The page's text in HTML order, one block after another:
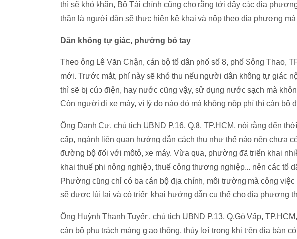
thì sẽ khó khăn, Bộ Tài chính cũng cho rằng tới đây các địa
thần là người dân sẽ thực hiện kê khai và nộp theo địa phương mà
Dân không tự giác, phường bó tay
Theo ông Lê Văn Chận, cán bộ tổ dân phố số 8, phố Sông Thao,
mới. Trước mắt, phí này sẽ khó thu nếu người dân không tự giác
thì sẽ bị cúp điện, hay nước cũng vậy, sử dụng nước sạch mà
Còn người đi xe máy, vì lý do nào đó mà không nộp phí thì cán bộ
Ông Danh Cư, chủ tịch UBND P.16, Q.8, TP.HCM, nói rằng đến
cấp, ngành liên quan hướng dẫn cách thu như thế nào nên chưa
đường bộ đối với môtô, xe máy. Vừa qua, phường đã triển khai
khai thuế phi nông nghiệp, thuế công thương nghiệp... nên các tổ
Phường cũng chỉ có ba cán bộ địa chính, môi trường mà công
sẽ được lùi lại và có triển khai hướng dẫn cụ thể cho địa phương
Ông Huỳnh Thanh Tuyến, chủ tịch UBND P.13, Q.Gò Vấp,
cán bộ phụ trách mảng giao thông, thủy lợi trong khi trên địa bàn